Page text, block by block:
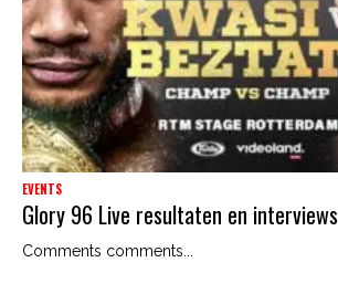
EVENTS
Glory 96 Live resultaten en interviews
Comments comments...